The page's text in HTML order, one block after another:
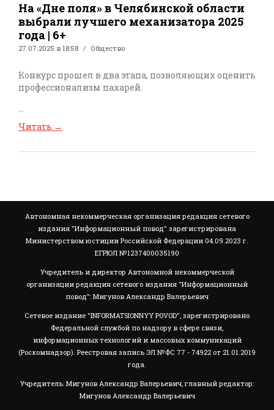
На «Дне поля» в Челябинской области
выбрали лучшего механизатора 2025
года | 6+
27.07.2025 в 18:58 Общество
Конкурс прошел в два этапа, позволяющих оценить
профессионализм пахарей.
...
Читать →
Автономная некоммерческая организация редакция сетевого
издания "Информационный повод" зарегистрирована
Министерством юстиции Российской Федерации 04.09.2023 г.
ЕГРЮЛ №1237400035190
Учредитель и директор Автономной некоммерческой
организации редакция сетевого издания "Информационный
повод": Мигунов Александр Валерьевич
Сетевое издание "INFORMATSIONNYY POVOD", зарегистрировано
Федеральной службой по надзору в сфере связи,
информационных технологий и массовых коммуникаций
(Роскомнадзор). Реестровая запись ЭЛ №ФС 77 - 74922 от 21.01.2019
года.
Учредитель: Мигунов Александр Валерьевич, главный редактор:
Мигунов Александр Валерьевич